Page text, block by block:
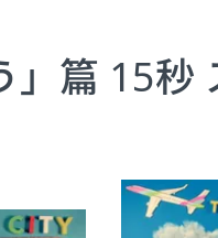
」篇 15秒